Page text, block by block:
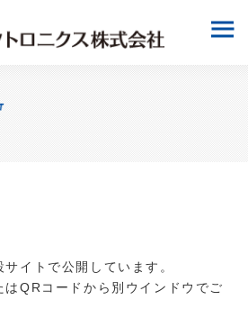
イトで公開しています。
QRコードから別ウインドウでご